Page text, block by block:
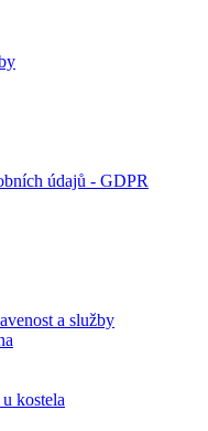
údajů - GDPR
a služby
kostela